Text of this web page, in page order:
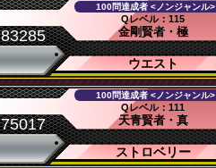
83285
100問達成者 <ノンジャンル>
Qレベル：115
金剛賢者・極
ウエスト
75017
100問達成者 <ノンジャンル>
Qレベル：111
天青賢者・真
ストロベリー